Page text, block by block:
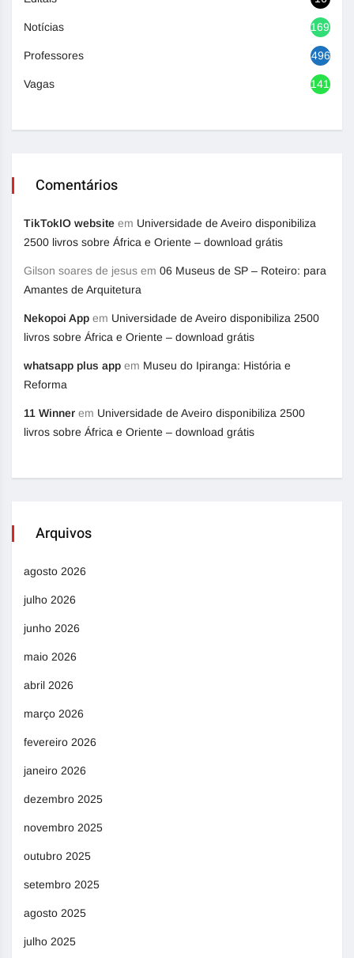
Notícias 1692
Professores 496
Vagas 1417
Comentários
TikTokIO website em Universidade de Aveiro disponibiliza
2500 livros sobre África e Oriente – download grátis
Gilson soares de jesus em 06 Museus de SP – Roteiro: para
Amantes de Arquitetura
Nekopoi App em Universidade de Aveiro disponibiliza 2500
livros sobre África e Oriente – download grátis
whatsapp plus app em Museu do Ipiranga: História e
Reforma
11 Winner em Universidade de Aveiro disponibiliza 2500
livros sobre África e Oriente – download grátis
Arquivos
agosto 2026
julho 2026
junho 2026
maio 2026
abril 2026
março 2026
fevereiro 2026
janeiro 2026
dezembro 2025
novembro 2025
outubro 2025
setembro 2025
agosto 2025
julho 2025